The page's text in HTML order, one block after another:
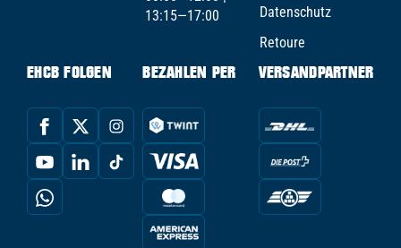
13:15—17:00
Datenschutz
Retoure
EHCB FOLGEN BEZAHLEN PER VERSANDPARTNER